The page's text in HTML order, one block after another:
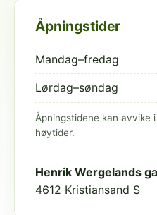
Åpningstider
Mandag–fredag
Lørdag–søndag
Åpningstidene kan avvike
høytider.
Henrik Wergelands
4612 Kristiansand S